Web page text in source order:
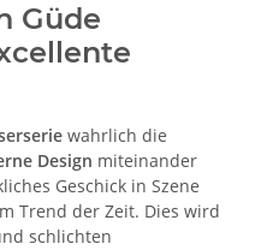
Güde
wahrlich die
Design miteinander
Geschick in Szene
Trend der Zeit. Dies wird
schlichten